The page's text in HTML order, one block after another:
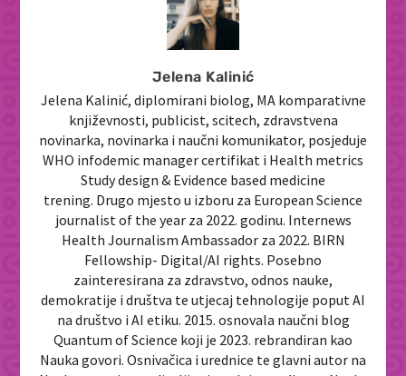
Jelena Kalinić
Jelena Kalinić, diplomirani biolog, MA komparativne
književnosti, publicist, scitech, zdravstvena
novinarka, novinarka i naučni komunikator, posjeduje
WHO infodemic manager certifikat i Health metrics
Study design & Evidence based medicine
trening. Drugo mjesto u izboru za European Science
journalist of the year za 2022. godinu. Internews
Health Journalism Ambassador za 2022. BIRN
Fellowship- Digital/AI rights. Posebno
zainteresirana za zdravstvo, odnos nauke,
demokratije i društva te utjecaj tehnologije poput AI
na društvo i AI etiku. 2015. osnovala naučni blog
Quantum of Science koji je 2023. rebrandiran kao
Nauka govori. Osnivačica i urednice te glavni autor na